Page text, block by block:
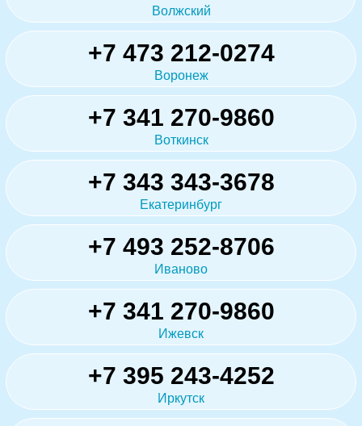
Волжский
+7 473 212-0274
Воронеж
+7 341 270-9860
Воткинск
+7 343 343-3678
Екатеринбург
+7 493 252-8706
Иваново
+7 341 270-9860
Ижевск
+7 395 243-4252
Иркутск